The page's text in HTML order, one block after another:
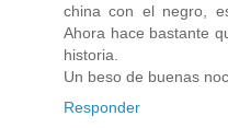
china con el negro,
Ahora hace bastante
historia.
Un beso de buenas
Responder